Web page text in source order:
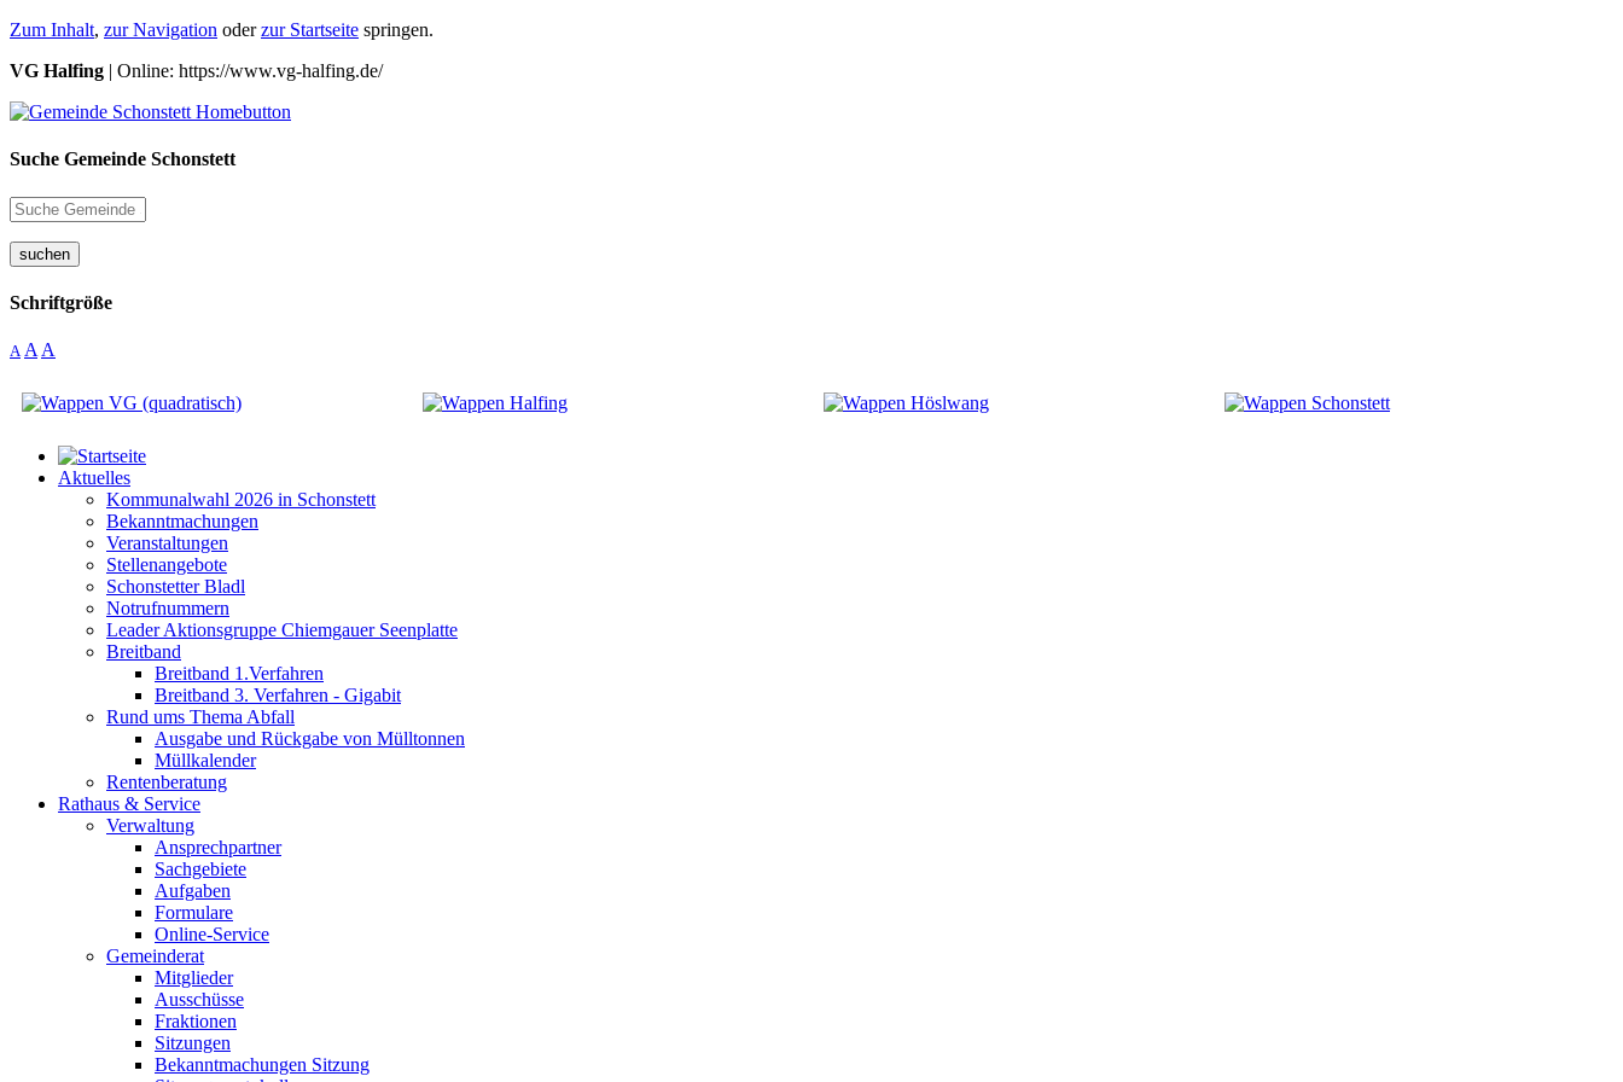
Zum Inhalt, zur Navigation oderzur Startseite springen.
VG Halfing | Online: https://www.vg-halfing.de/
Suche Gemeinde Schonstett
suchen
Schriftgröße
A A A
Aktuelles
Kommunalwahl 2026 in Schonstett
Bekanntmachungen
Veranstaltungen
Stellenangebote
Schonstetter Bladl
Notrufnummern
Leader Aktionsgruppe Chiemgauer Seenplatte
Breitband
Breitband 1.Verfahren
Breitband 3. Verfahren - Gigabit
Rund ums Thema Abfall
Ausgabe und Rückgabe von Mülltonnen
Müllkalender
Rentenberatung
Rathaus & Service
Verwaltung
Ansprechpartner
Sachgebiete
Aufgaben
Formulare
Online-Service
Gemeinderat
Mitglieder
Ausschüsse
Fraktionen
Sitzungen
Bekanntmachungen Sitzung